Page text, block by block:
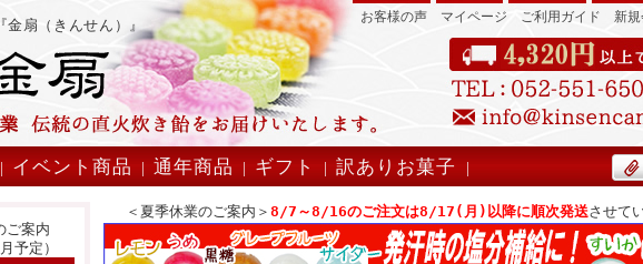
金扇（きんせん）』
お客様の声 マイページ ご利用ガイド 新
| イベント商品 | 通年商品 | ギフト | 訳ありお菓子 |
ご案内
予定）
＜夏季休業のご案内＞ 8/7～8/16のご注文は8/17(月)以降に順次発送させて